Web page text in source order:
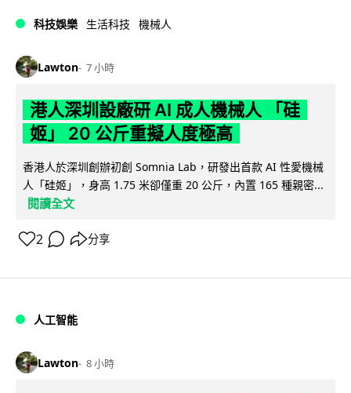
科技娛樂 生活科技 機械人
Lawton 7 小時
港人深圳設廠研 AI 成人機械人 「硅
姬」 20 公斤重擬人度極高
香港人於深圳創辦初創 Somnia Lab，研發出首款 AI 性愛機械
人「硅姬」，身高 1.75 米卻僅重 20 公斤，內置 165 種親密...
閱讀全文
2 分享
人工智能
Lawton 8 小時